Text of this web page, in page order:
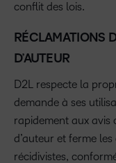
conflit des lois.
RÉCLAMATIONS
D’AUTEUR
D2L respecte la
demande à ses
rapidement aux avis
d’auteur et ferme
récidivistes,